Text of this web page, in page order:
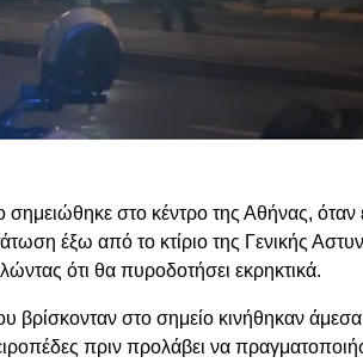
σημειώθηκε στο κέντρο της Αθήνας,
έξω από το κτίριο της Γενικής
ότι θα πυροδοτήσει εκρηκτικά.
βρίσκονταν στο σημείο κινήθηκαν
πριν προλάβει να